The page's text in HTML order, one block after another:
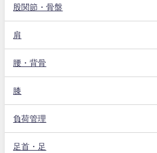
股関節・骨盤
肩
腰・背骨
膝
負荷管理
足首・足